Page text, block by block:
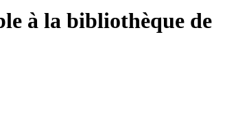
à la bibliothèque de